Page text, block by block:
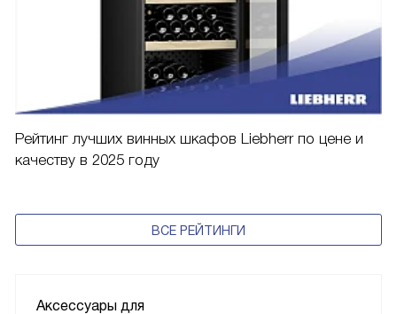
Рейтинг лучших винных шкафов Liebherr по цене и
качеству в 2025 году
ВСЕ РЕЙТИНГИ
Аксессуары для